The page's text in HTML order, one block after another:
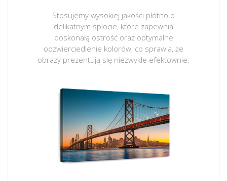
Stosujemy wysokiej jakości płótno o
delikatnym splocie, które zapewnia
doskonałą ostrość oraz optymalne
odzwierciedlenie kolorów, co sprawia, że
obrazy prezentują się niezwykle efektownie.